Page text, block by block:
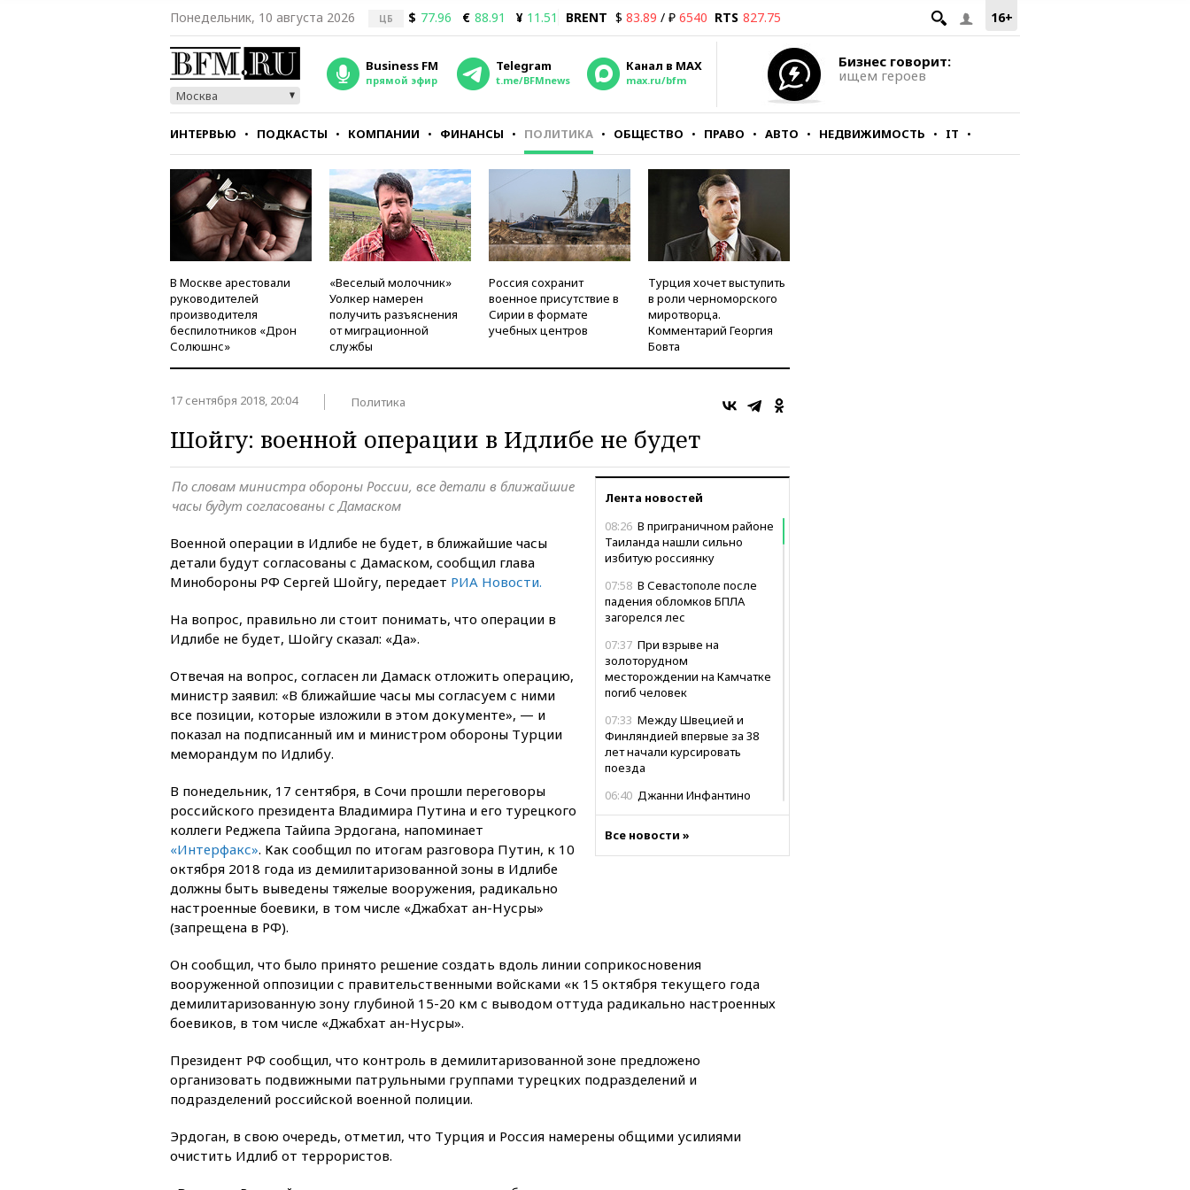
16+
Понедельник, 10 августа 2026 ЦБ $ 77.96 € 88.91 ¥ 11.51 BRENT $ 83.89 / ₽ 6540 RTS 827.75
Москва
Business FM
прямой эфир
Telegram
t.me/BFMnews
Канал в MAX
max.ru/bfm
Бизнес говорит:
ищем героев
ИНТЕРВЬЮ ПОДКАСТЫ КОМПАНИИ ФИНАНСЫ ПОЛИТИКА ОБЩЕСТВО ПРАВО АВТО НЕДВИЖИМОСТЬ IT
СТИЛЬ ТЕСТЫ
В Москве арестовали
руководителей
производителя
беспилотников «Дрон
Солюшнс»
«Веселый молочник»
Уолкер намерен
получить разъяснения
от миграционной
службы
Россия сохранит
военное присутствие в
Сирии в формате
учебных центров
Турция хочет выступить
в роли черноморского
миротворца.
Комментарий Георгия
Бовта
17 сентября 2018, 20:04 Политика
Шойгу: военной операции в Идлибе не будет
Лента новостей
08:26 В приграничном районе
Таиланда нашли сильно
избитую россиянку
07:58 В Севастополе после
падения обломков БПЛА
загорелся лес
07:37 При взрыве на
золоторудном
месторождении на Камчатке
погиб человек
07:33 Между Швецией и
Финляндией впервые за 38
лет начали курсировать
поезда
06:40 Джанни Инфантино
06:33ВВС: работы Бэнкси
вскладчину
02:38В Баренцевом море
нашли потопленный в 1942
просит оборонные компании
увеличить производство
быстрого питания в США
Все новости »
По словам министра обороны России, все детали в ближайшие
часы будут согласованы с Дамаском
Военной операции в Идлибе не будет, в ближайшие часы
детали будут согласованы с Дамаском, сообщил глава
Минобороны РФ Сергей Шойгу, передает РИА Новости.
На вопрос, правильно ли стоит понимать, что операции в
Идлибе не будет, Шойгу сказал: «Да».
Отвечая на вопрос, согласен ли Дамаск отложить операцию,
министр заявил: «В ближайшие часы мы согласуем с ними
все позиции, которые изложили в этом документе», — и
показал на подписанный им и министром обороны Турции
меморандум по Идлибу.
В понедельник, 17 сентября, в Сочи прошли переговоры
российского президента Владимира Путина и его турецкого
коллеги Реджепа Тайипа Эрдогана, напоминает
«Интерфакс». Как сообщил по итогам разговора Путин, к 10
октября 2018 года из демилитаризованной зоны в Идлибе
должны быть выведены тяжелые вооружения, радикально
настроенные боевики, в том числе «Джабхат ан-Нусры»
(запрещена в РФ).
Он сообщил, что было принято решение создать вдоль линии соприкосновения
вооруженной оппозиции с правительственными войсками «к 15 октября текущего года
демилитаризованную зону глубиной 15-20 км с выводом оттуда радикально настроенных
боевиков, в том числе «Джабхат ан-Нусры».
Президент РФ сообщил, что контроль в демилитаризованной зоне предложено
организовать подвижными патрульными группами турецких подразделений и
подразделений российской военной полиции.
Эрдоган, в свою очередь, отметил, что Турция и Россия намерены общими усилиями
очистить Идлиб от террористов.